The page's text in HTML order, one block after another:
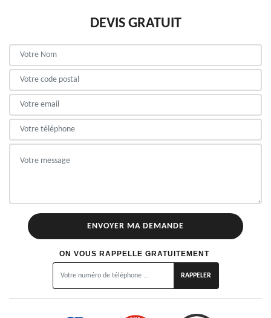
DEVIS GRATUIT
ON VOUS RAPPELLE GRATUITEMENT